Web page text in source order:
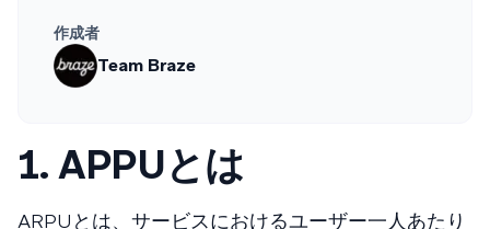
作成者
Team Braze
1. APPUとは
ARPUとは、サービスにおけるユーザー一人あたり